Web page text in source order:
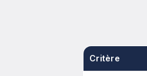
Critère